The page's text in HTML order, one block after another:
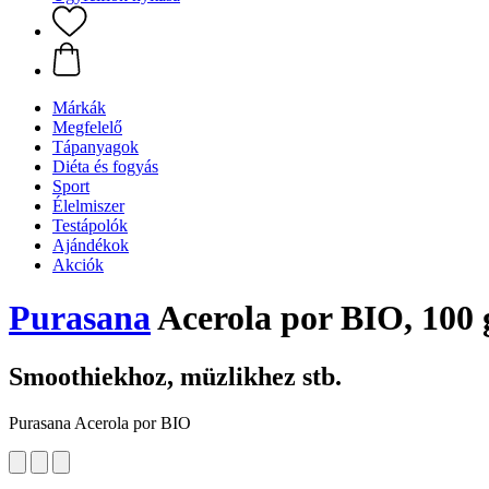
Márkák
Megfelelő
Tápanyagok
Diéta és fogyás
Sport
Élelmiszer
Testápolók
Ajándékok
Akciók
PurasanaAcerola por BIO, 100
Smoothiekhoz, müzlikhez stb.
Purasana Acerola por BIO